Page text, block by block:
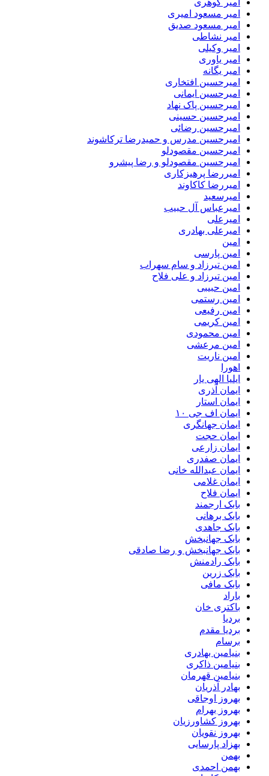
امیر گوهری
امیر مسعود امیری
امیر مسعود صدیق
امیر نشاطی
امیر وکیلی
امیر یاوری
امیر یگانه
امیرحسین افتخاری
امیرحسین ایمانی
امیرحسین پاک نهاد
امیرحسین حسینی
امیرحسین رضائی
امیرحسین مدرس و حمیدرضا ترکاشوند
امیرحسین مقصودلو
امیرحسین مقصودلو و رضا پیشرو
امیررضا پرهیزکاری
امیررضا کاکاوند
امیرسعید
امیرعباس آل حبیب
امیرعلی
امیرعلی بهادری
امین
امین پارسی
امین تیرزاد و سام سهراب
امین تیرزاد و علی فلاح
امین حبیبی
امین رستمی
امین رفیعی
امین کریمی
امین محمودی
امین مرعشی
امین ناریت
اهورا
ایلیا الهی یار
ایمان آذری
ایمان استار
ایمان اف جی ۱۰
ایمان جهانگری
ایمان حجت
ایمان زارعی
ایمان صفدری
ایمان عبدالله خانی
ایمان غلامی
ایمان فلاح
بابک ارجمند
بابک برهانی
بابک جاهدی
بابک جهانبخش
بابک جهانبخش و رضا صادقی
بابک رادمنش
بابک زرین
بابک مافی
باراد
باکتری خان
بردیا
بردیا مقدم
برسام
بنیامین بهادری
بنیامین ذاکری
بنیامین قهرمان
بهادر آذریان
بهروز اوجاقی
بهروز بهرام
بهروز کشاورزیان
بهروز نقویان
بهزاد پارسایی
بهمن
بهمن احمدی